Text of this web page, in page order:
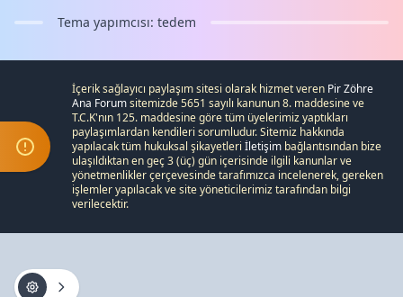
Tema yapımcısı: tedem
İçerik sağlayıcı paylaşım sitesi olarak hizmet veren Pir Zöhre
Ana Forumsitemizde 5651 sayılı kanunun 8. maddesine ve
T.C.K'nın 125. maddesine göre tüm üyelerimiz yaptıkları
paylaşımlardan kendileri sorumludur. Sitemiz hakkında
yapılacak tüm hukuksal şikayetleri İletişim bağlantısından bize
ulaşıldıktan en geç 3 (üç) gün içerisinde ilgili kanunlar ve
yönetmenlikler çerçevesinde tarafımızca incelenerek, gereken
işlemler yapılacak ve site yöneticilerimiz tarafından bilgi
verilecektir.